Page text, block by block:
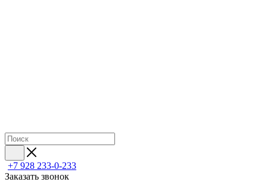
+7 928 233-0-233
Заказать звонок